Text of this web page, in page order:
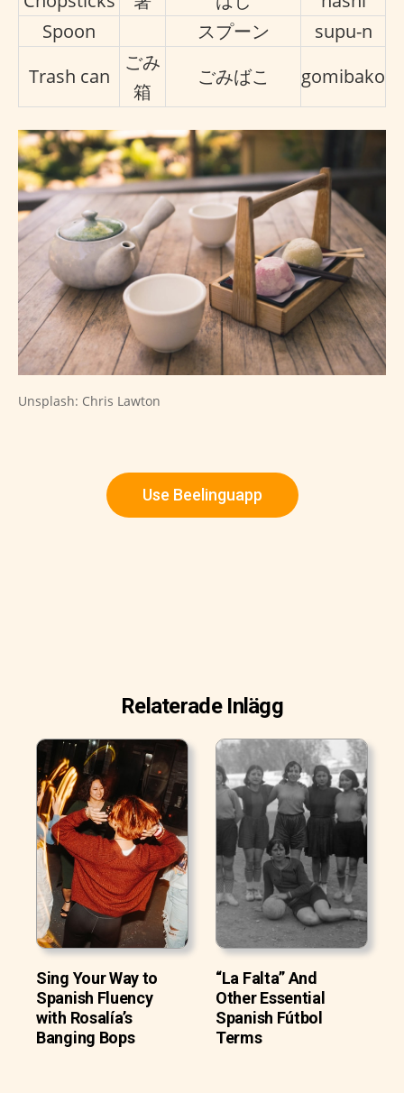
Spoon
スプーン
supu-n
Trash can
ごみ
箱
ごみばこ gomibako
Unsplash: Chris Lawton
Use Beelinguapp
Relaterade Inlägg
Sing Your Way to
Spanish Fluency
with Rosalía’s
Banging Bops
“La Falta” And
Other Essential
Spanish Fútbol
Terms